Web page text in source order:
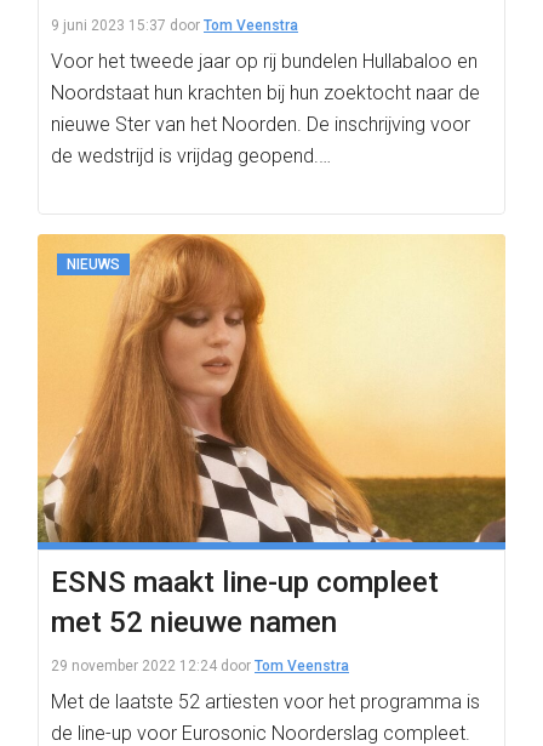
9 juni 2023 15:37 door Tom Veenstra
Voor het tweede jaar op rij bundelen Hullabaloo en
Noordstaat hun krachten bij hun zoektocht naar de
nieuwe Ster van het Noorden. De inschrijving voor
de wedstrijd is vrijdag geopend.…
NIEUWS
ESNS maakt line-up compleet
met 52 nieuwe namen
29 november 2022 12:24 door Tom Veenstra
Met de laatste 52 artiesten voor het programma is
de line-up voor Eurosonic Noorderslag compleet.